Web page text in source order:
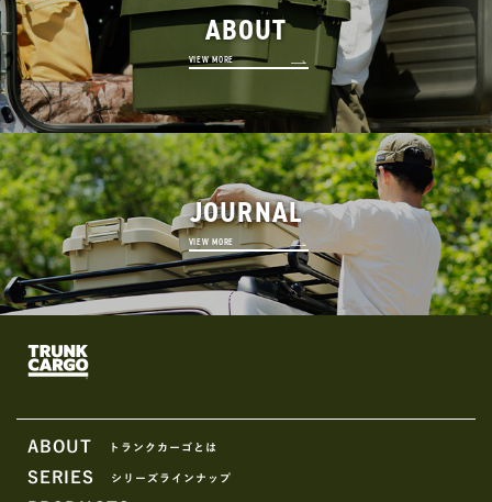
ABOUT
VIEW MORE
JOURNAL
VIEW MORE
ABOUT トランクカーゴとは
SERIES シリーズラインナップ